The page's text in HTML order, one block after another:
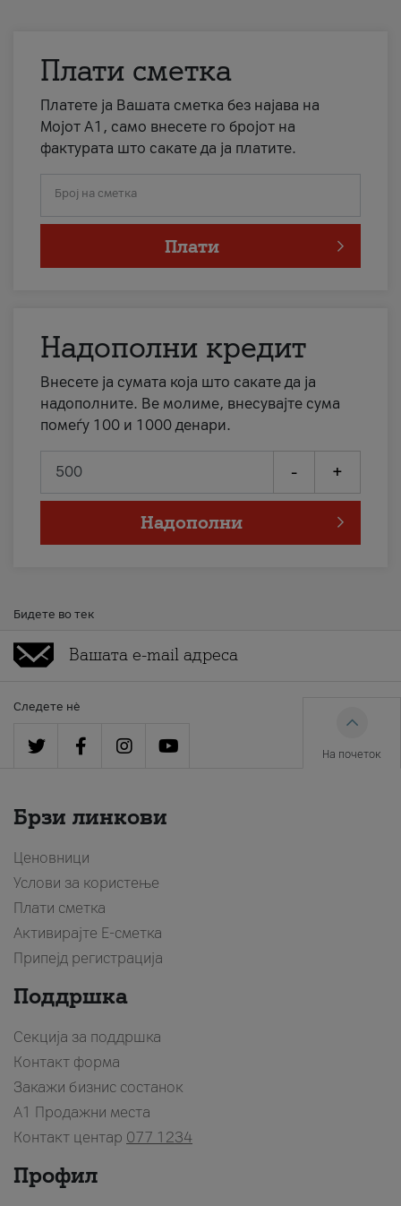
Плати сметка
Платете ја Вашата сметка без најава на
Мојот А1, само внесете го бројот на
фактурата што сакате да ја платите.
Број на сметка
Плати
Надополни кредит
Внесете ја сумата која што сакате да ја
надополните. Ве молиме, внесувајте сума
помеѓу 100 и 1000 денари.
- +
Надополни
Бидете во тек
Следете нè
На почеток
Брзи линкови
Ценовници
Услови за користење
Плати сметка
Активирајте Е-сметка
Припејд регистрација
Поддршка
Секција за поддршка
Контакт форма
Закажи бизнис состанок
A1 Продажни места
Контакт центар 077 1234
Профил